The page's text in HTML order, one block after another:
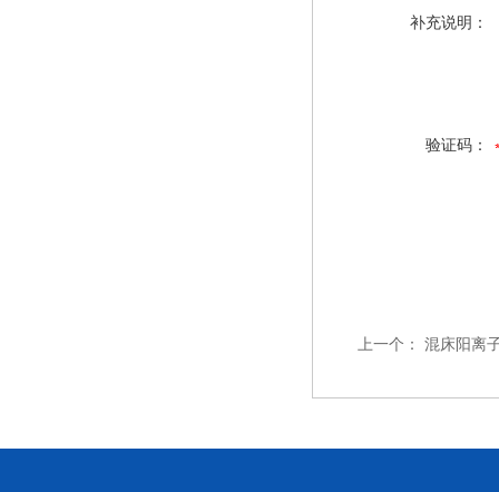
补充说明：
验证码：
上一个： 混床阳离